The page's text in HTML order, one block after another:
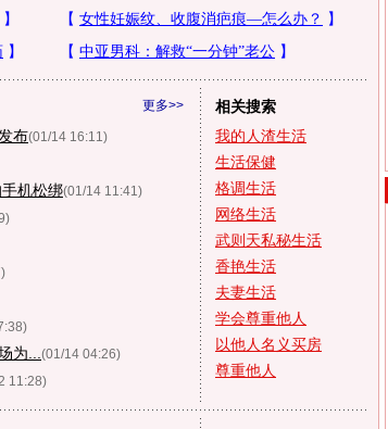
更多>>
布(01/14 16:11)
机松绑(01/14 11:41)
为... (01/14 04:26)
11:28)
相关搜索
我的人渣生活
生活保健
格调生活
网络生活
武则天私秘生活
香艳生活
夫妻生活
学会尊重他人
以他人名义买房
尊重他人